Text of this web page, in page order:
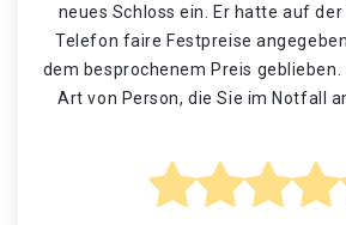
neues Schloss ein. Er hatte auf
Telefon faire Festpreise
dem besprochenem Preis geblieben.
Art von Person, die Sie im Notfall